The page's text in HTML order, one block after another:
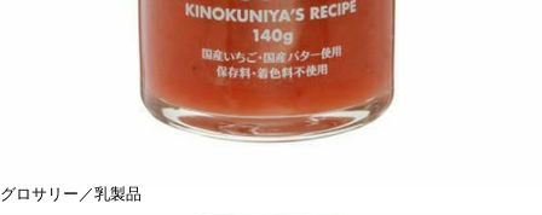
グロサリー／乳製品